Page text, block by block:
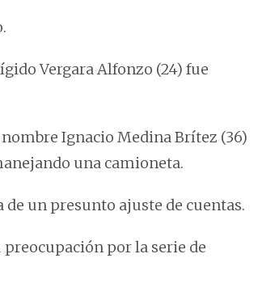
Vergara Alfonzo (24) fue
Ignacio Medina Brítez (36)
una camioneta.
un presunto ajuste de cuentas.
por la serie de